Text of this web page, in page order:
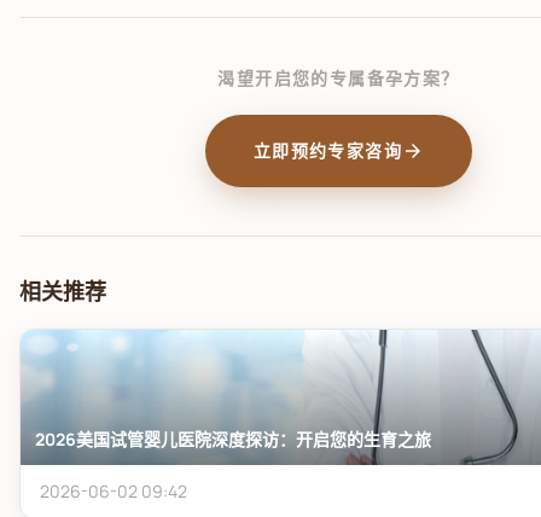
渴望开启您的专属备孕方案？
立即预约专家咨询 arrow_forward
相关推荐
2026美国试管婴儿医院深度探访：开启您的生育之旅
2026-06-02 09:42